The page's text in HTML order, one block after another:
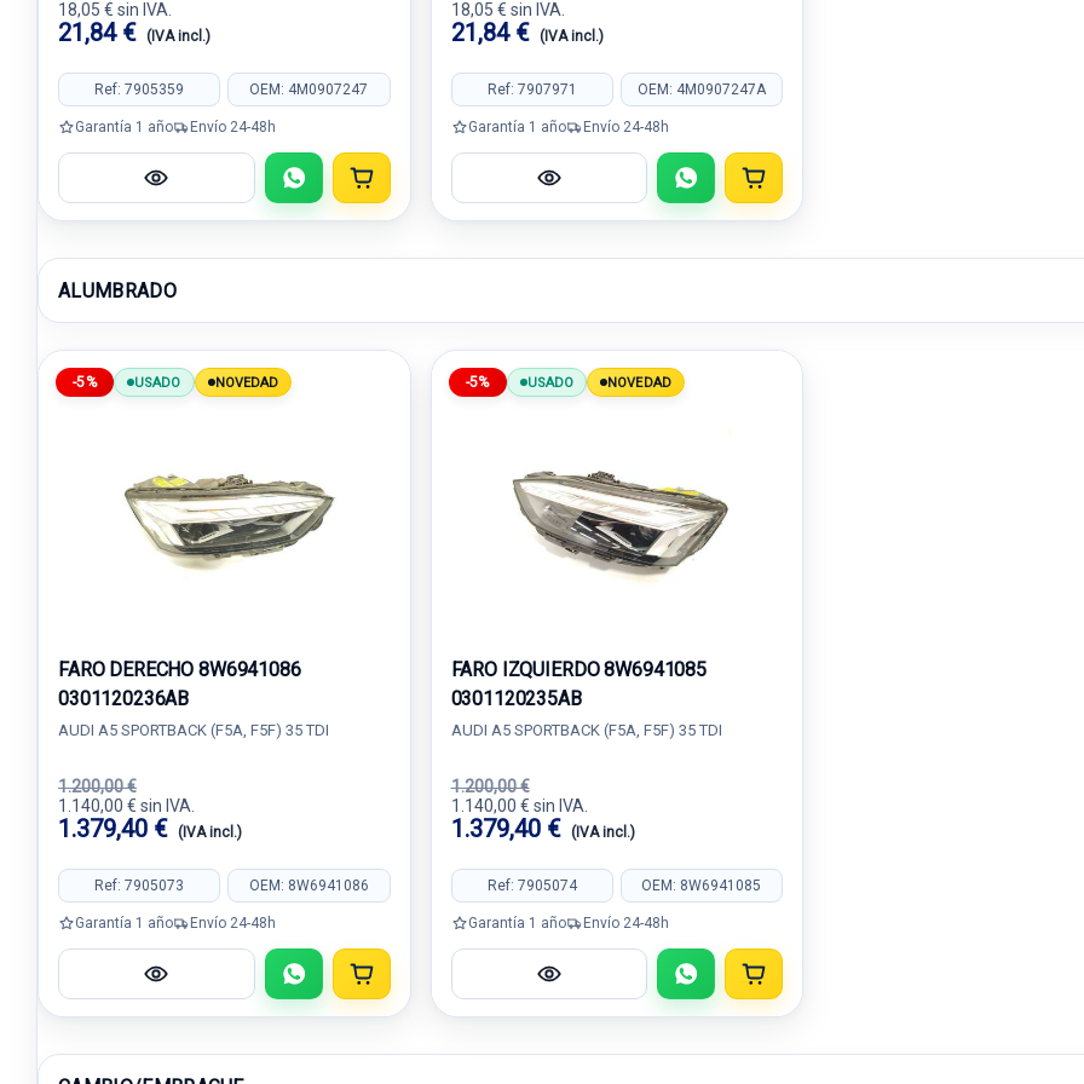
18,05 € sin IVA.
21,84 € (IVA incl.)
Ref: 7905359 OEM: 4M0907247
Garantía 1 año Envío 24-48h
18,05 € sin IVA.
21,84 € (IVA incl.)
Ref: 7907971 OEM: 4M0907247A
Garantía 1 año Envío 24-48h
ALUMBRADO
-5% USADO NOVEDAD
FARO DERECHO 8W6941086
0301120236AB
AUDI A5 SPORTBACK (F5A, F5F) 35 TDI
1.200,00 €
1.140,00 € sin IVA.
1.379,40 € (IVA incl.)
Ref: 7905073 OEM: 8W6941086
Garantía 1 año Envío 24-48h
-5% USADO NOVEDAD
FARO IZQUIERDO 8W6941085
0301120235AB
AUDI A5 SPORTBACK (F5A, F5F) 35 TDI
1.200,00 €
1.140,00 € sin IVA.
1.379,40 € (IVA incl.)
Ref: 7905074 OEM: 8W6941085
Garantía 1 año Envío 24-48h